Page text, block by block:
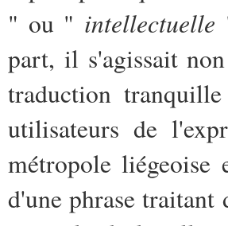
" ou " intellectuelle
part, il s'agissait
traduction
utilisateurs de
métropole
d'une phrase